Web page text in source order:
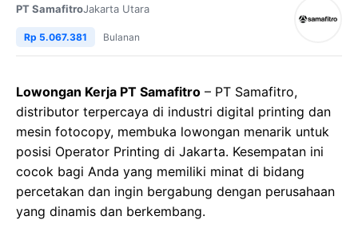
PT SamafitroJakarta Utara
Rp 5.067.381 Bulanan
Lowongan Kerja PT Samafitro – PT Samafitro,
distributor terpercaya di industri digital printing dan
mesin fotocopy, membuka lowongan menarik untuk
posisi Operator Printing di Jakarta. Kesempatan ini
cocok bagi Anda yang memiliki minat di bidang
percetakan dan ingin bergabung dengan perusahaan
yang dinamis dan berkembang.